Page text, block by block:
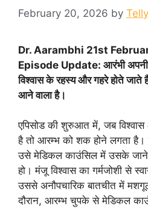
February 20, 2026 by
Dr. Aarambhi 21st
Episode Update: आरंभी अपनी
विश्वास के रहस्य और गहरे होते जाते हैं
आने वाला है।
एपिसोड की शुरुआत में, जब
है तो आरम्भ को शक होने लगता है।
उसे मेडिकल काउंसिल में उसके जाने
हो। मंजू विश्वास का गर्मजोशी से
उससे अनौपचारिक बातचीत में
दौरान, आरम्भ चुपके से मेडिकल